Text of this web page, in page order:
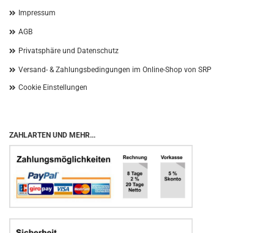
Impressum
AGB
Privatsphäre und Datenschutz
Versand- & Zahlungsbedingungen im Online-Shop von SRP
Cookie Einstellungen
ZAHLARTEN UND MEHR...